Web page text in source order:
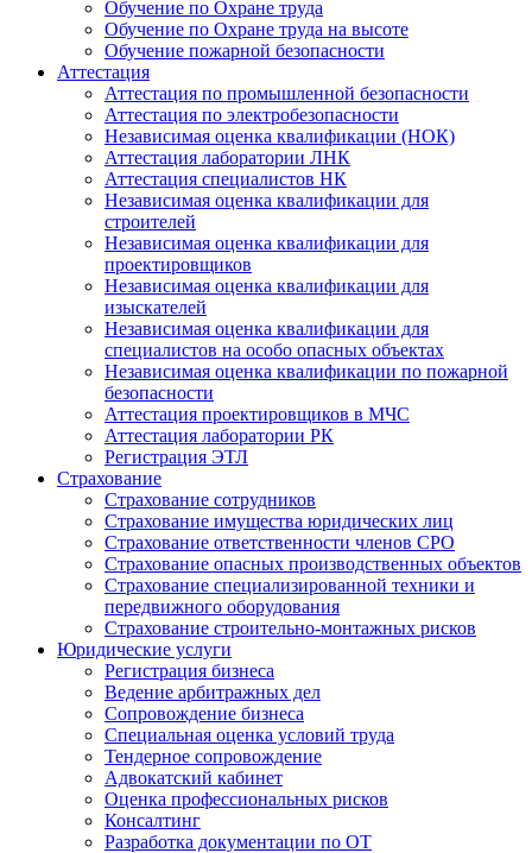
Обучение по Охране труда
Обучение по Охране труда на высоте
Обучение пожарной безопасности
Аттестация
Аттестация по промышленной безопасности
Аттестация по электробезопасности
Независимая оценка квалификации (НОК)
Аттестация лаборатории ЛНК
Аттестация специалистов НК
Независимая оценка квалификации для
строителей
Независимая оценка квалификации для
проектировщиков
Независимая оценка квалификации для
изыскателей
Независимая оценка квалификации для
специалистов на особо опасных объектах
Независимая оценка квалификации по пожарной
безопасности
Аттестация проектировщиков в МЧС
Аттестация лаборатории РК
Регистрация ЭТЛ
Страхование
Страхование сотрудников
Страхование имущества юридических лиц
Страхование ответственности членов СРО
Страхование опасных производственных объектов
Страхование специализированной техники и
передвижного оборудования
Страхование строительно-монтажных рисков
Юридические услуги
Регистрация бизнеса
Ведение арбитражных дел
Сопровождение бизнеса
Специальная оценка условий труда
Тендерное сопровождение
Адвокатский кабинет
Оценка профессиональных рисков
Консалтинг
Разработка документации по ОТ